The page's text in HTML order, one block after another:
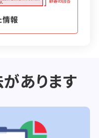
あります